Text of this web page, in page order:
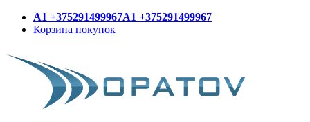
A1 +375291499967A1 +375291499967
Корзина покупок